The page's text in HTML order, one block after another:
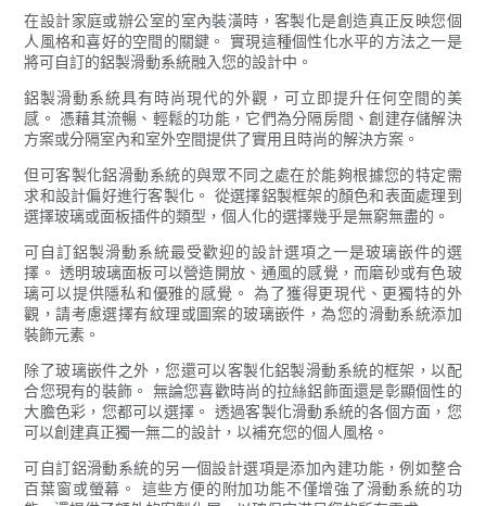
在設計家庭或辦公室的室內裝潢時，客製化是創造真正反映您個
人風格和喜好的空間的關鍵。 實現這種個性化水平的方法之一是
將可自訂的鋁製滑動系統融入您的設計中。
鋁製滑動系統具有時尚現代的外觀，可立即提升任何空間的美
感。 憑藉其流暢、輕鬆的功能，它們為分隔房間、創建存儲解決
方案或分隔室內和室外空間提供了實用且時尚的解決方案。
但可客製化鋁滑動系統的與眾不同之處在於能夠根據您的特定需
求和設計偏好進行客製化。 從選擇鋁製框架的顏色和表面處理到
選擇玻璃或面板插件的類型，個人化的選擇幾乎是無窮無盡的。
可自訂鋁製滑動系統最受歡迎的設計選項之一是玻璃嵌件的選
擇。 透明玻璃面板可以營造開放、通風的感覺，而磨砂或有色玻
璃可以提供隱私和優雅的感覺。 為了獲得更現代、更獨特的外
觀，請考慮選擇有紋理或圖案的玻璃嵌件，為您的滑動系統添加
裝飾元素。
除了玻璃嵌件之外，您還可以客製化鋁製滑動系統的框架，以配
合您現有的裝飾。 無論您喜歡時尚的拉絲鋁飾面還是彰顯個性的
大膽色彩，您都可以選擇。 透過客製化滑動系統的各個方面，您
可以創建真正獨一無二的設計，以補充您的個人風格。
可自訂鋁滑動系統的另一個設計選項是添加內建功能，例如整合
百葉窗或螢幕。 這些方便的附加功能不僅增強了滑動系統的功